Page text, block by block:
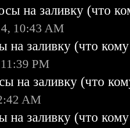
на заливку (что
10:43 AM
на заливку (что
PM
на заливку (что
AM
на заливку (что